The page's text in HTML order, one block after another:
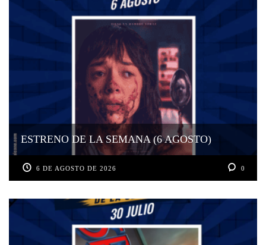
ESTRENO DE LA SEMANA (6 AGOSTO)
6 DE AGOSTO DE 2026 0